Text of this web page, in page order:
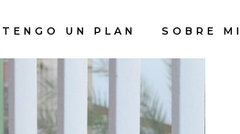
TENGO UN PLAN SOBRE MI